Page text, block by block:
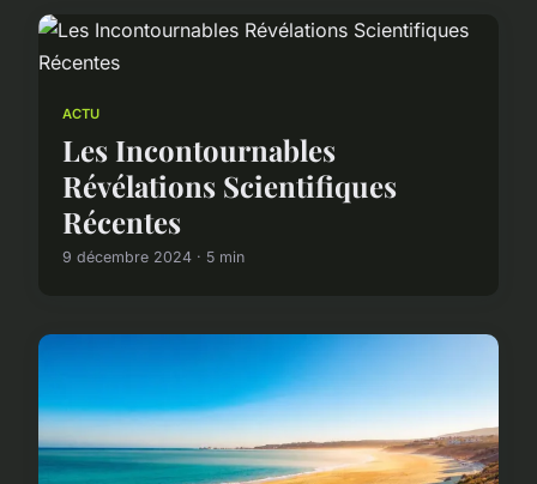
ACTU
Les Incontournables
Révélations Scientifiques
Récentes
9 décembre 2024 · 5 min